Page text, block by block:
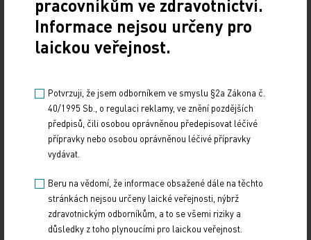
jakékoliv organizace osobně rozhodl podat
rezignaci, měla by jí DR bez dalšího přijmout,
zajistitpřechodné období a požádat představenstvo
pozici. Jiný postup, jakkoliv zdůvodňovaný, v sobě
však nese prvky nemalých rizik do budoucna.ČSSD
je připravena se aktivně podílet na vývoji v obou
krajských nemocnicích a zajistit pro občany jejich
Předsednictvo OVV ČSSD Liberec
pracovníkům ve zdravotnictví.
Informace nejsou určeny pro
laickou veřejnost.
Potvrzuji, že jsem odborníkem ve smyslu §2a Zákona č.
40/1995 Sb., o regulaci reklamy, ve znění pozdějších
předpisů, čili osobou oprávněnou předepisovat léčivé
přípravky nebo osobou oprávněnou léčivé přípravky
vydávat.
Beru na vědomí, že informace obsažené dále na těchto
stránkách nejsou určeny laické veřejnosti, nýbrž
zdravotnickým odborníkům, a to se všemi riziky a
důsledky z toho plynoucími pro laickou veřejnost.